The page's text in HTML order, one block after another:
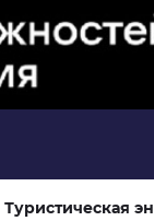
Туристическая